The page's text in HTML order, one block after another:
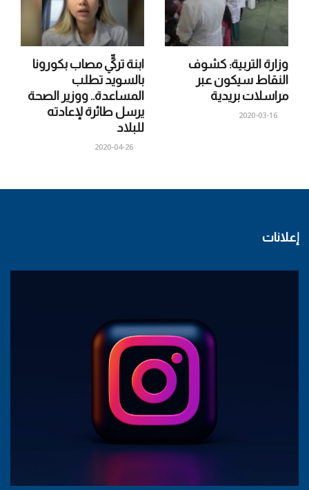
ابنة تركيٍّ مصاب بكورونا
بالسويد تطلب
المساعدة.. ووزير الصحة
يرسل طائرة لإعادته
للبلاد
2020-04-26
وزارة التربية: كشوف
النقاط سيكون عبر
مراسلات بريدية
2020-03-16
إعلانات